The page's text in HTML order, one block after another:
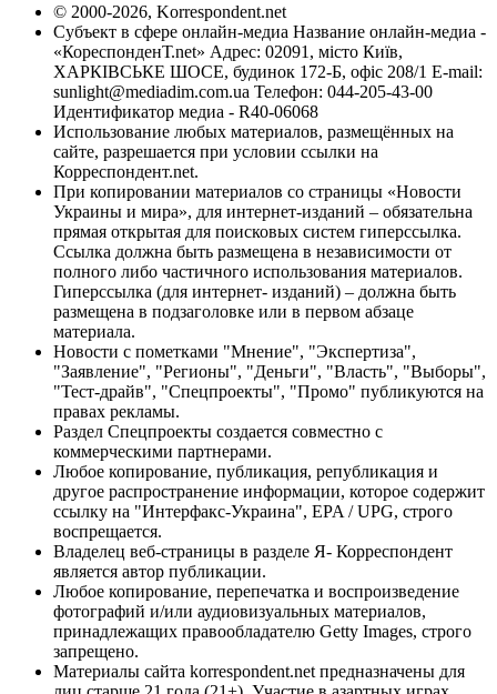
© 2000-2026, Korrespondent.net
Субъект в сфере онлайн-медиа Название онлайн-медиа -
«КореспонденТ.net» Адрес: 02091, місто Київ,
ХАРКІВСЬКЕ ШОСЕ, будинок 172-Б, офіс 208/1 E-mail:
sunlight@mediadim.com.ua Телефон: 044-205-43-00
Идентификатор медиа - R40-06068
Использование любых материалов, размещённых на
сайте, разрешается при условии ссылки на
Корреспондент.net.
При копировании материалов со страницы «Новости
Украины и мира», для интернет-изданий – обязательна
прямая открытая для поисковых систем гиперссылка.
Ссылка должна быть размещена в независимости от
полного либо частичного использования материалов.
Гиперссылка (для интернет- изданий) – должна быть
размещена в подзаголовке или в первом абзаце
материала.
Новости с пометками "Мнение", "Экспертиза",
"Заявление", "Регионы", "Деньги", "Власть", "Выборы",
"Тест-драйв", "Спецпроекты", "Промо" публикуются на
правах рекламы.
Раздел Спецпроекты создается совместно с
коммерческими партнерами.
Любое копирование, публикация, републикация и
другое распространение информации, которое содержит
ссылку на "Интерфакс-Украина", EPA / UPG, строго
воспрещается.
Владелец веб-страницы в разделе Я- Корреспондент
является автор публикации.
Любое копирование, перепечатка и воспроизведение
фотографий и/или аудиовизуальных материалов,
принадлежащих правообладателю Getty Images, строго
запрещено.
Материалы сайта korrespondent.net предназначены для